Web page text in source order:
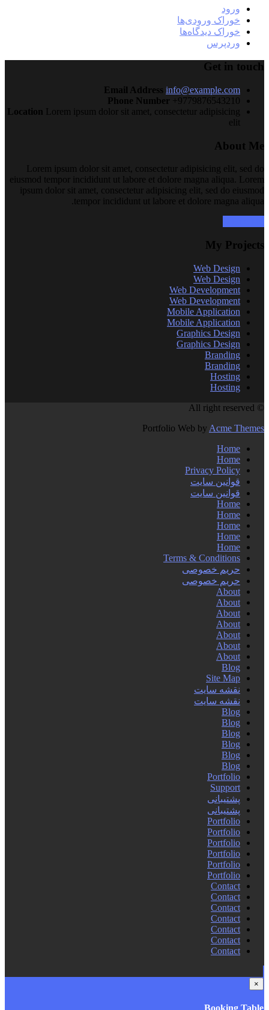
ورود
خوراک ورودی‌ها
خوراک دیدگاه‌ها
وردپرس
Get in touch
Email Address info@example.com
Phone Number +9779876543210
Location Lorem ipsum dolor sit amet, consectetur adipisicing
elit
About Me
Lorem ipsum dolor sit amet, consectetur adipisicing elit, sed do
eiusmod tempor incididunt ut labore et dolore magna aliqua. Lorem
ipsum dolor sit amet, consectetur adipisicing elit, sed do eiusmod
tempor incididunt ut labore et dolore magna aliqua.
My Projects
Web Design
Web Design
Web Development
Web Development
Mobile Application
Mobile Application
Graphics Design
Graphics Design
Branding
Branding
Hosting
Hosting
© All right reserved
Portfolio Web by Acme Themes
Home
Home
Privacy Policy
قوانین سایت
قوانین سایت
Home
Home
Home
Home
Home
Terms & Conditions
حریم خصوصی
حریم خصوصی
About
About
About
About
About
About
About
Blog
Site Map
نقشه سایت
نقشه سایت
Blog
Blog
Blog
Blog
Blog
Blog
Portfolio
Support
پشتیبانی
پشتیبانی
Portfolio
Portfolio
Portfolio
Portfolio
Portfolio
Portfolio
Contact
Contact
Contact
Contact
Contact
Contact
Contact
×
Booking Table